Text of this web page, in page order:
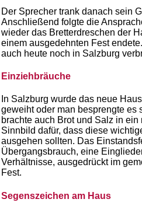
Der Sprecher trank danach sein
Anschließend folgte die
wieder das Bretterdreschen der
einem ausgedehnten Fest
auch heute noch in Salzburg
Einziehbräuche
In Salzburg wurde das neue
geweiht oder man besprengte es
brachte auch Brot und Salz in
Sinnbild dafür, dass diese
ausgehen sollten. Das
Übergangsbrauch, eine
Verhältnisse, ausgedrückt im
Fest.
Segenszeichen am Haus